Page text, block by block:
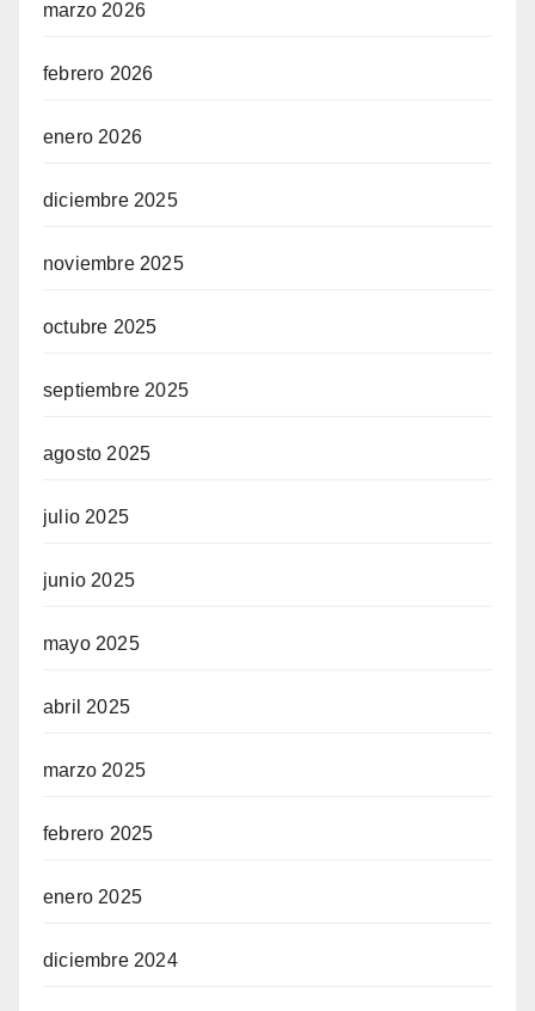
marzo 2026
febrero 2026
enero 2026
diciembre 2025
noviembre 2025
octubre 2025
septiembre 2025
agosto 2025
julio 2025
junio 2025
mayo 2025
abril 2025
marzo 2025
febrero 2025
enero 2025
diciembre 2024